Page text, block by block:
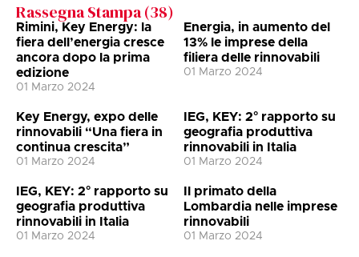
Rassegna Stampa (38)
Rimini, Key Energy: la
fiera dell’energia cresce
ancora dopo la prima
edizione
01 Marzo 2024
Energia, in aumento del
13% le imprese della
filiera delle rinnovabili
01 Marzo 2024
Key Energy, expo delle
rinnovabili “Una fiera in
continua crescita”
01 Marzo 2024
IEG, KEY: 2° rapporto su
geografia produttiva
rinnovabili in Italia
01 Marzo 2024
IEG, KEY: 2° rapporto su
geografia produttiva
rinnovabili in Italia
01 Marzo 2024
Il primato della
Lombardia nelle imprese
rinnovabili
01 Marzo 2024